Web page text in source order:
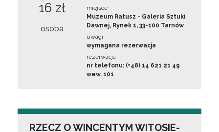
16 zł
osoba
miejsce
Muzeum Ratusz - Galeria Sztuki
Dawnej, Rynek 1, 33-100 Tarnów
uwagi
wymagana rezerwacja
rezerwacja
nr telefonu: (+48) 14 621 21 49
wew. 101
RZECZ O WINCENTYM WITOSIE-